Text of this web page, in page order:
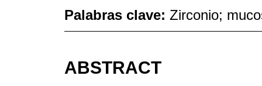
Palabras clave: Zirconio;
ABSTRACT